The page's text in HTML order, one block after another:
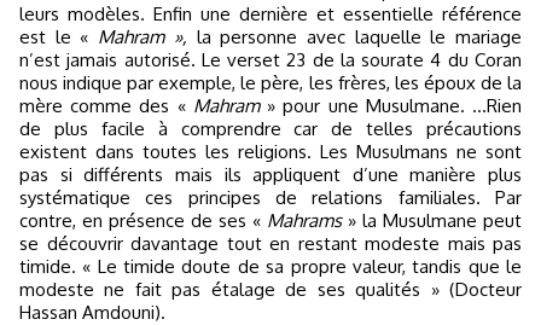
leurs modèles. Enfin une dernière et essentielle référence
est le « Mahram », la personne avec laquelle le mariage
n’est jamais autorisé. Le verset 23 de la sourate 4 du Coran
nous indique par exemple, le père, les frères, les époux de la
mère comme des « Mahram » pour une Musulmane. …Rien
de plus facile à comprendre car de telles précautions
existent dans toutes les religions. Les Musulmans ne sont
pas si différents mais ils appliquent d’une manière plus
systématique ces principes de relations familiales. Par
contre, en présence de ses « Mahrams » la Musulmane peut
se découvrir davantage tout en restant modeste mais pas
timide. « Le timide doute de sa propre valeur, tandis que le
modeste ne fait pas étalage de ses qualités » (Docteur
Hassan Amdouni).